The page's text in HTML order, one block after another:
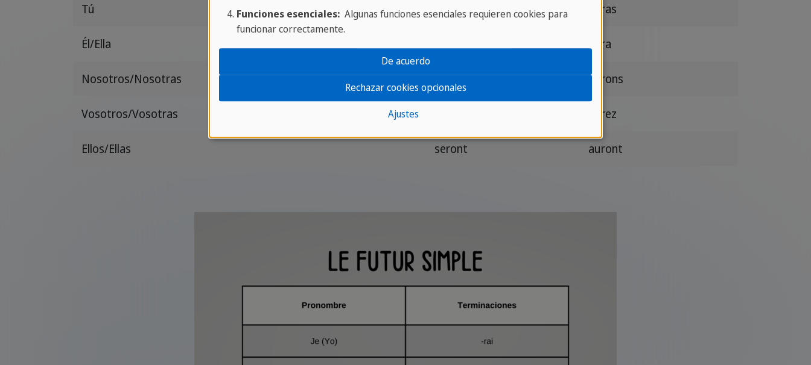
Tú seras auras
Él/Ella aura
Nosotros/Nosotras serons aurons
Vosotros/Vosotras aurez
Ellos/Ellas seront auront
Funciones esenciales:Algunas funciones esenciales requieren cookies para
funcionar correctamente.
Ajustes
Rechazar cookies opcionales
De acuerdo